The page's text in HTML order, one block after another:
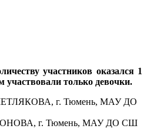
участников оказался 1
только девочки.
МЕТЛЯКОВА, г. Тюмень, МАУ ДО
г. Тюмень, МАУ ДО СШ